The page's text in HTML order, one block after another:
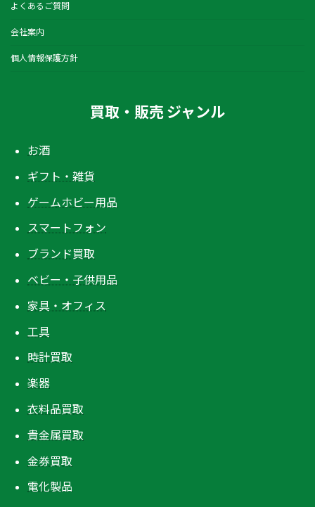
よくあるご質問
会社案内
個人情報保護方針
買取・販売 ジャンル
お酒
ギフト・雑貨
ゲームホビー用品
スマートフォン
ブランド買取
ベビー・子供用品
家具・オフィス
工具
時計買取
楽器
衣料品買取
貴金属買取
金券買取
電化製品